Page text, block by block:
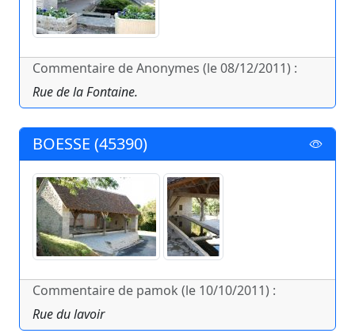
Commentaire de Anonymes (le 08/12/2011) :
Rue de la Fontaine.
BOESSE (45390)
Commentaire de pamok (le 10/10/2011) :
Rue du lavoir